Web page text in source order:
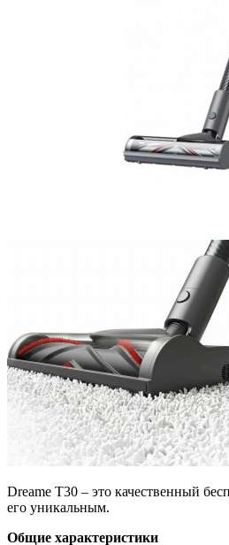
Dreame T30 – это качественный
его уникальным.
Общие характеристики